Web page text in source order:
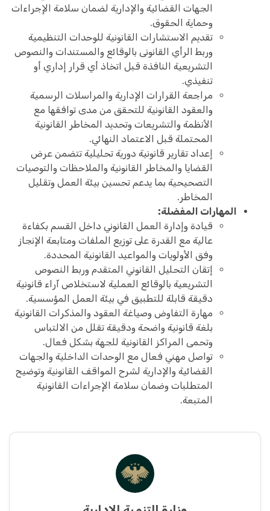
الجهات القضائية والإدارية لضمان سلامة الإجراءات
وحماية الحقوق.
تقديم الاستشارات القانونية للوحدات التنظيمية
وربط الرأي القانونى بالوقائع والمستندات والنصوص
التشريعية النافذة قبل اتخاذ أي قرار إداري أو
تنفيذي.
مراجعة القرارات الإدارية والمراسلات الرسمية
والعقود القانونية للتحقق من مدى توافقها مع
الأنظمة والتشريعات وتحديد المخاطر القانونية
المحتملة قبل الاعتماد النهائي.
إعداد تقارير قانونية دورية تحليلية تتضمن عرض
القضايا والمخاطر القانونية والملاحظات والتوصيات
التصحيحية بما يدعم تحسين بيئة العمل وتقليل
المخاطر.
المهارات المفضلة:
قيادة وإدارة العمل القانوني داخل القسم بكفاءة
عالية مع القدرة على توزيع الملفات ومتابعة الإنجاز
وفق الأولويات والمواعيد القانونية المحددة.
إتقان التحليل القانوني المتقدم وربط النصوص
التشريعية بالوقائع العملية لاستخلاص آراء قانونية
دقيقة قابلة للتطبيق في بيئة العمل المؤسسية.
مهارة التفاوض وصياغة العقود والمذكرات القانونية
بلغة قانونية واضحة ودقيقة تقلل من الالتباس
وتحمى المراكز القانونية للجهة بشكل فعال.
تواصل مهني فعال مع الوحدات الداخلية والجهات
القضائية والإدارية لشرح المواقف القانونية وتوضيح
المتطلبات وضمان سلامة الإجراءات القانونية
المتبعة.